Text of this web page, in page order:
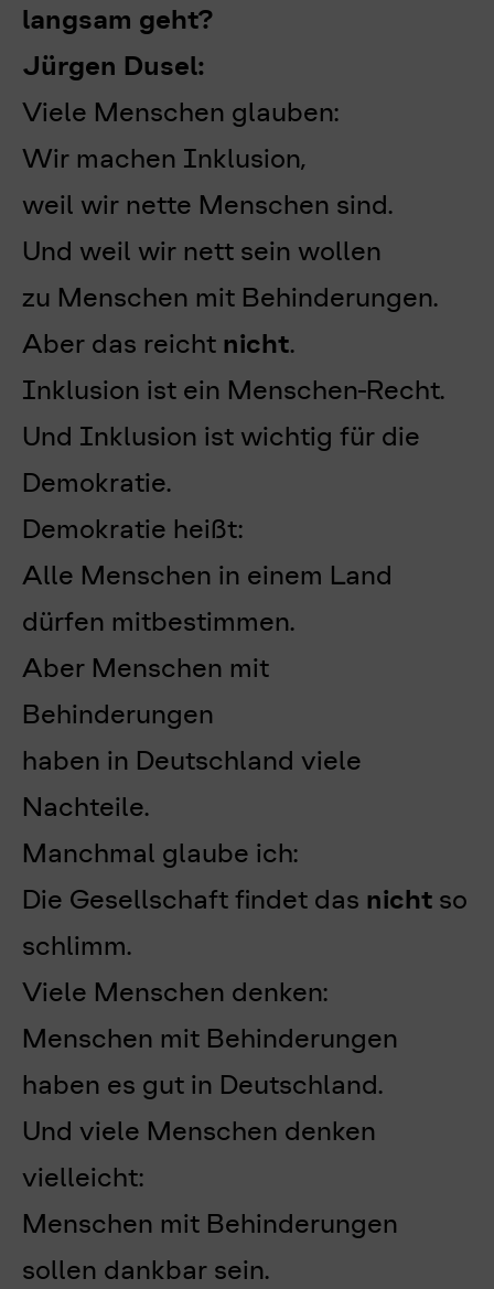
langsam geht?
Jürgen Dusel:
Viele Menschen glauben:
Wir machen Inklusion,
weil wir nette Menschen sind.
Und weil wir nett sein wollen
zu Menschen mit Behinderungen.
Aber das reicht nicht.
Inklusion ist ein Menschen-Recht.
Und Inklusion ist wichtig für die
Demokratie.
Demokratie heißt:
Alle Menschen in einem Land
dürfen mitbestimmen.
Aber Menschen mit
Behinderungen
haben in Deutschland viele
Nachteile.
Manchmal glaube ich:
Die Gesellschaft findet das nicht so
schlimm.
Viele Menschen denken:
Menschen mit Behinderungen
haben es gut in Deutschland.
Und viele Menschen denken
vielleicht:
Menschen mit Behinderungen
sollen dankbar sein.